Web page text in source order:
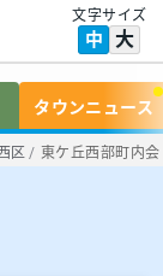
文字サイズ
中 大
タウンニュース
区 / 東ケ丘西部町内会